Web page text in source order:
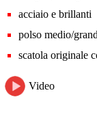
acciaio e brillanti
polso medio/
scatola originale
Video